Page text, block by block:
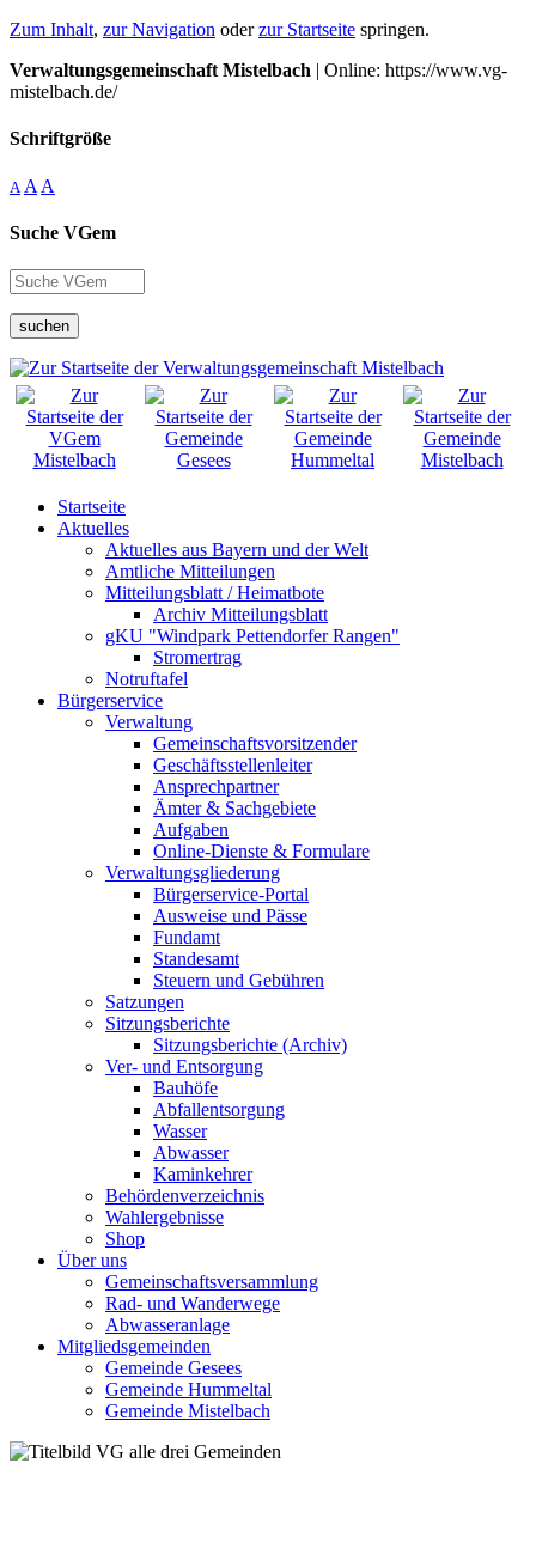
Zum Inhalt, zur Navigation oderzur Startseite springen.
Verwaltungsgemeinschaft Mistelbach | Online: https://www.vg-
mistelbach.de/
Schriftgröße
A A A
Suche VGem
suchen
Startseite
Aktuelles
Aktuelles aus Bayern und der Welt
Amtliche Mitteilungen
Mitteilungsblatt / Heimatbote
Archiv Mitteilungsblatt
gKU "Windpark Pettendorfer Rangen"
Stromertrag
Notruftafel
Bürgerservice
Verwaltung
Gemeinschaftsvorsitzender
Geschäftsstellenleiter
Ansprechpartner
Ämter & Sachgebiete
Aufgaben
Online-Dienste & Formulare
Verwaltungsgliederung
Bürgerservice-Portal
Ausweise und Pässe
Fundamt
Standesamt
Steuern und Gebühren
Satzungen
Sitzungsberichte
Sitzungsberichte (Archiv)
Ver- und Entsorgung
Bauhöfe
Abfallentsorgung
Wasser
Abwasser
Kaminkehrer
Behördenverzeichnis
Wahlergebnisse
Shop
Über uns
Gemeinschaftsversammlung
Rad- und Wanderwege
Abwasseranlage
Mitgliedsgemeinden
Gemeinde Gesees
Gemeinde Hummeltal
Gemeinde Mistelbach